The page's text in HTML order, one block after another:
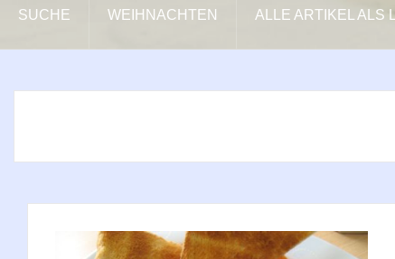
SUCHE WEIHNACHTEN ALLE ARTIKEL ALS